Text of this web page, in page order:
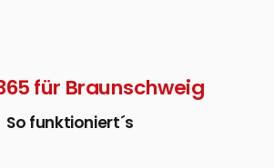
für Braunschweig
So funktioniert´s